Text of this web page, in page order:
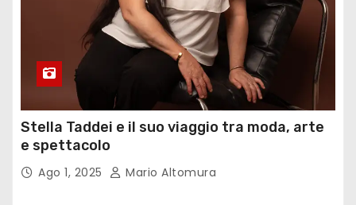
Stella Taddei e il suo viaggio tra moda, arte
e spettacolo
Ago 1, 2025 Mario Altomura